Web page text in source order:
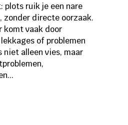
plots ruik je een nare
zonder directe oorzaak.
komt vaak door
of problemen
alleen vies, maar